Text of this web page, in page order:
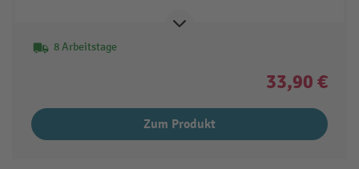
8 Arbeitstage
33,90 €
Zum Produkt